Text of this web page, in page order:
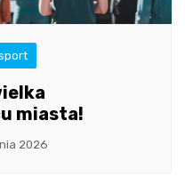
miasta!
2026